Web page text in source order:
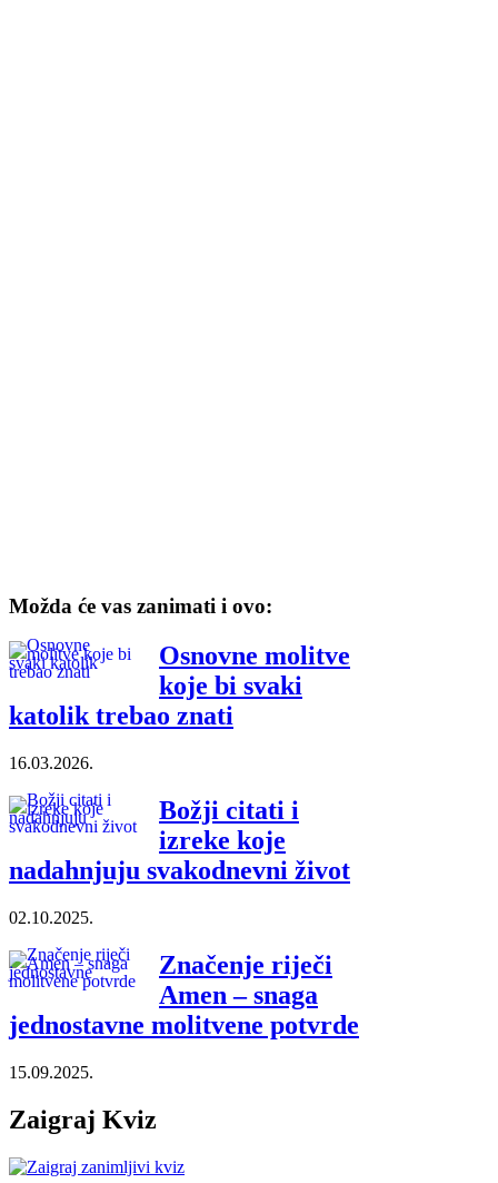
Možda će vas zanimati i ovo:
Osnovne molitve
koje bi svaki
katolik trebao znati
16.03.2026.
Božji citati i
izreke koje
nadahnjuju svakodnevni život
02.10.2025.
Značenje riječi
Amen – snaga
jednostavne molitvene potvrde
15.09.2025.
Zaigraj Kviz